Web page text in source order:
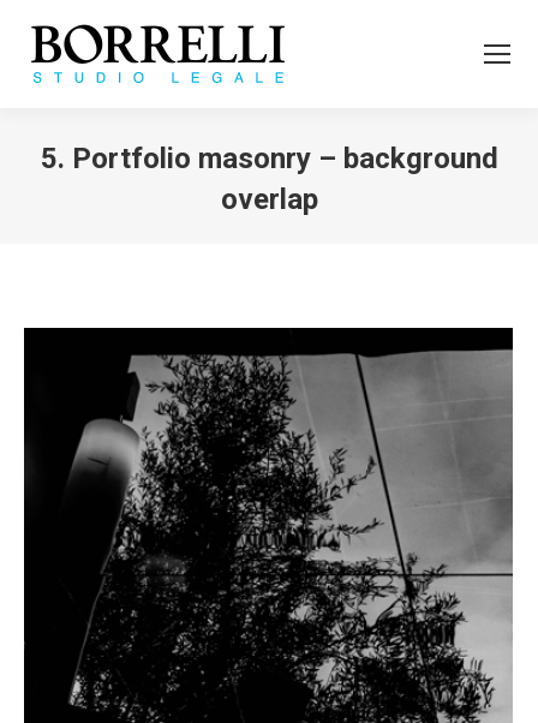
5. Portfolio masonry – background
overlap